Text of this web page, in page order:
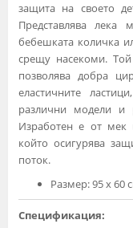
защита на своето
Представлява
бебешката количка
срещу насекоми.
позволява добра
еластичните
различни модели
Изработен е от мек
който осигурява
поток.
Размер: 95 x 60
Спецификация: